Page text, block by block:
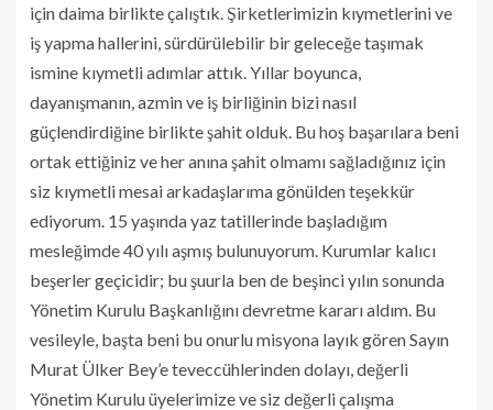
için daima birlikte çalıştık. Şirketlerimizin kıymetlerini ve
iş yapma hallerini, sürdürülebilir bir geleceğe taşımak
ismine kıymetli adımlar attık. Yıllar boyunca,
dayanışmanın, azmin ve iş birliğinin bizi nasıl
güçlendirdiğine birlikte şahit olduk. Bu hoş başarılara beni
ortak ettiğiniz ve her anına şahit olmamı sağladığınız için
siz kıymetli mesai arkadaşlarıma gönülden teşekkür
ediyorum. 15 yaşında yaz tatillerinde başladığım
mesleğimde 40 yılı aşmış bulunuyorum. Kurumlar kalıcı
beşerler geçicidir; bu şuurla ben de beşinci yılın sonunda
Yönetim Kurulu Başkanlığını devretme kararı aldım. Bu
vesileyle, başta beni bu onurlu misyona layık gören Sayın
Murat Ülker Bey’e teveccühlerinden dolayı, değerli
Yönetim Kurulu üyelerimize ve siz değerli çalışma